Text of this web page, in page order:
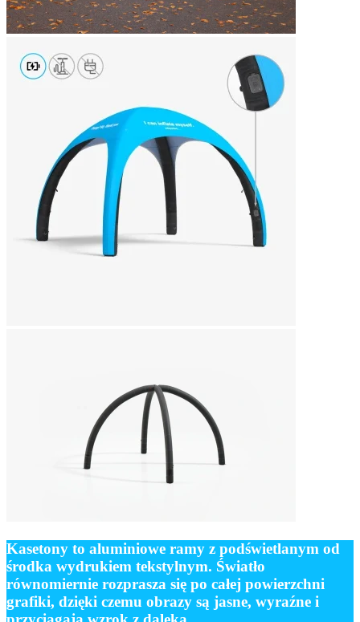
Kasetony to aluminiowe ramy z podświetlanym od
środka wydrukiem tekstylnym. Światło
równomiernie rozprasza się po całej powierzchni
grafiki, dzięki czemu obrazy są jasne, wyraźne i